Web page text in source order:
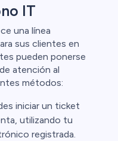
IT
una línea
sus clientes en
pueden ponerse
atención al
métodos:
iniciar un ticket
utilizando tu
registrada.